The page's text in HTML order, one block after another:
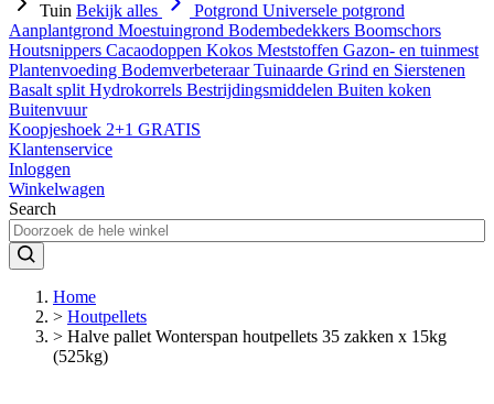
Tuin Bekijk alles Potgrond Universele potgrond
Aanplantgrond Moestuingrond Bodembedekkers Boomschors
Houtsnippers Cacaodoppen Kokos Meststoffen Gazon- en tuinmest
Plantenvoeding BodemverbeteraarTuinaarde Grind en Sierstenen
Basalt split Hydrokorrels Bestrijdingsmiddelen Buiten koken
Buitenvuur
Koopjeshoek 2+1 GRATIS
Klantenservice
Inloggen
Winkelwagen
Search
Home
> Houtpellets
> Halve pallet Wonterspan houtpellets 35 zakken x 15kg
(525kg)